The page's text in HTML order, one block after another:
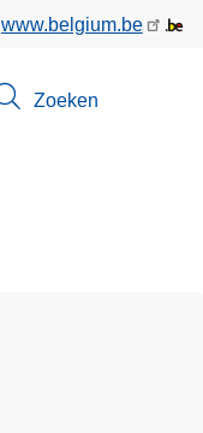
www.belgium.be
Zoeken